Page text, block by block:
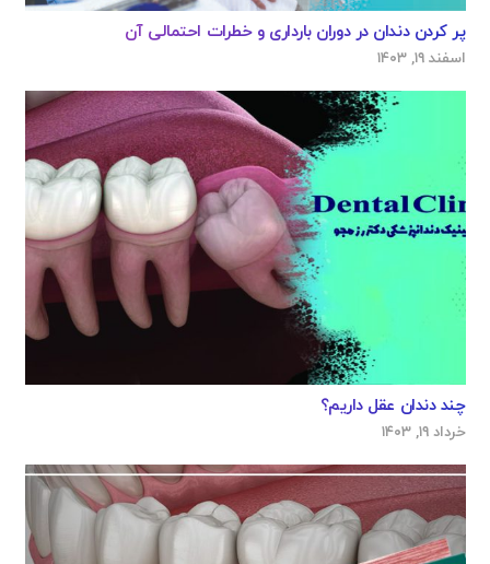
پر کردن دندان در دوران بارداری و خطرات احتمالی آن
اسفند ۱۹, ۱۴۰۳
چند دندان عقل داریم؟
خرداد ۱۹, ۱۴۰۳